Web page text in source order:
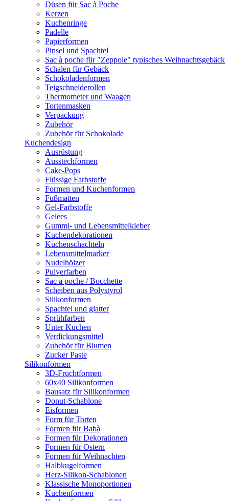
Düsen für Sac à Poche
Kerzen
Kuchenringe
Padelle
Papierformen
Pinsel und Spachtel
Sac à poche für "Zeppole" typisches Weihnachtsgebäck
Schalen für Gebäck
Schokoladenformen
Teigschneiderollen
Thermometer und Waagen
Tortenmasken
Verpackung
Zubehör
Zubehör für Schokolade
Kuchendesign
Ausrüstung
Ausstechformen
Cake-Pops
Flüssige Farbstoffe
Formen und Kuchenformen
Fußmatten
Gel-Farbstoffe
Gelees
Gummi- und Lebensmittelkleber
Kuchendekorationen
Kuchenschachteln
Lebensmittelmarker
Nudelhölzer
Pulverfarben
Sac a poche / Bocchette
Scheiben aus Polystyrol
Silikonformen
Spachtel und glatter
Sprühfarben
Unter Kuchen
Verdickungsmittel
Zubehör für Blumen
Zucker Paste
Silikonformen
3D-Fruchtformen
60x40 Silikonformen
Bausatz für Silikonformen
Donut-Schablone
Eisformen
Form für Torten
Formen für Babà
Formen für Dekorationen
Formen für Ostern
Formen für Weihnachten
Halbkugelformen
Herz-Silikon-Schablonen
Klassische Monoportionen
Kuchenformen